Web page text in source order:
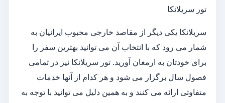
تور سریلانکا
سریلانکا یکی دیگر از مقاصد خارجی محبوب ایرانیان به
شمار می رود که با انتخاب آن می توانید بهترین سفر را
برای خودتان به ارمغان آورید. تور سریلانکا نیز در تمامی
فصول سال برگزار می شود و هر کدام از آنها خدمات
متفاوتی ارائه می کنند و به همین دلیل می توانید با توجه به